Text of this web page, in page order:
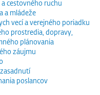
cestovného ruchu
a mládeže
vecí a verejného poriadku
prostredia, dopravy,
plánovania
záujmu
poslancov